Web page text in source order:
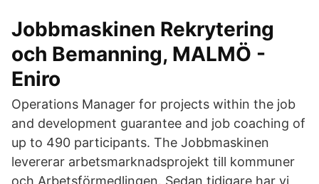
Jobbmaskinen Rekrytering
och Bemanning, MALMÖ -
Eniro
Operations Manager for projects within the job
and development guarantee and job coaching of
up to 490 participants. The Jobbmaskinen
levererar arbetsmarknadsprojekt till kommuner
och Arbetsförmedlingen. Sedan tidigare har vi